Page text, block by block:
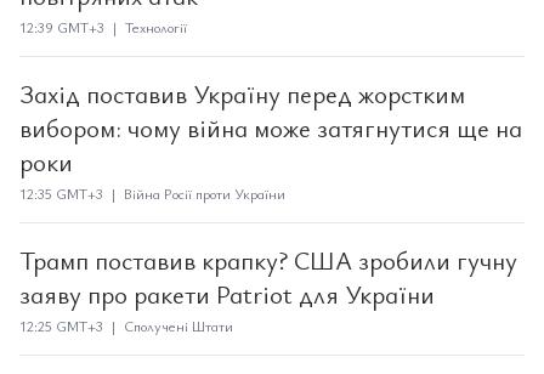
12:39 GMT+3 | Технології
Захід поставив Україну перед жорстким
вибором: чому війна може затягнутися ще на
роки
12:35 GMT+3 | Війна Росії проти України
Трамп поставив крапку? США зробили гучну
заяву про ракети Patriot для України
12:25 GMT+3 | Сполучені Штати